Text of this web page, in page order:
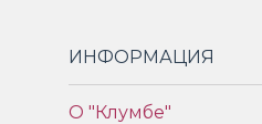
ИНФОРМАЦИЯ
О "Клумбе"